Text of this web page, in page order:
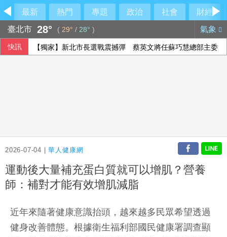
最新 熱門 專題 政治 社會
財經
臺北市 28° ( 29° / 28° ) 氣象
快訊 【獨家】新北市長選戰震撼彈 蔡英文將任蘇巧慧總部主委
2026-07-04 |華人健康網
運動後大量補充蛋白質就可以增肌？營養
師：補對才能有效增肌減脂
近年來隨著健康意識抬頭，越來越多民眾希望透過
健身改善體態。根據衛生福利部國民健康署調查顯